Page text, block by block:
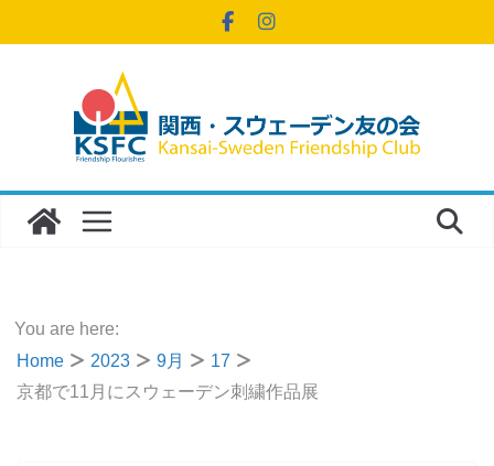
ン
ス
You are here:
Home
2023 9月
17
京都で11月にスウェーデン刺繍作品展